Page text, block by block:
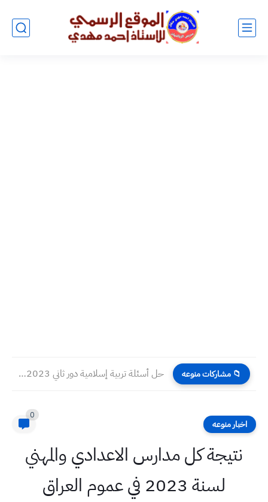
📁 مشاركات منوعه حل أسئلة تربية إسلامية دور ثاني 2023 صف سادس احيائي
اخبار منوعه
0
نتيجة كل مدارس الاعدادي والمهني
لسنة 2023 في عموم العراق